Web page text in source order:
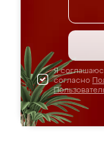
Я
согласно